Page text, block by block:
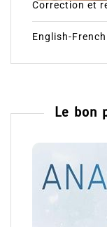
Correction et
English-
Le bon